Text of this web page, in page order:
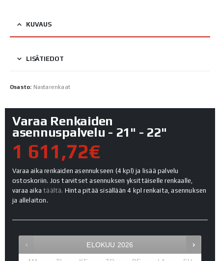
KUVAUS
LISÄTIEDOT
Osasto: Nastarenkaat
Varaa Renkaiden
asennuspalvelu - 21" - 22"
1 611,72€
Varaa aika renkaiden asennukseen (4 kpl) ja lisää palvelu
ostoskoriin. Jos tarvitset asennuksen yksittäiselle renkaalle,
varaa aikatäältä. Hinta pitää sisällään 4 kpl renkaita, asennuksen
ja allelaiton.
ELOKUU 2026